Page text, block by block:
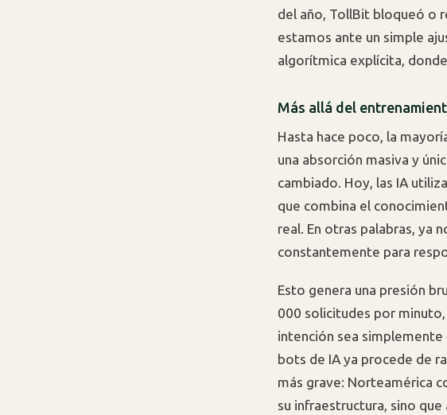
del año, TollBit bloqueó o
estamos ante un simple
algorítmica explícita,
Más allá del
Hasta hace poco, la
una absorción masiva y
cambiado. Hoy, las IA
que combina el
real. En otras palabras, ya
constantemente para
Esto genera una presión
000 solicitudes por
intención sea simplemente
bots de IA ya procede de
más grave: Norteamérica
su infraestructura, sino